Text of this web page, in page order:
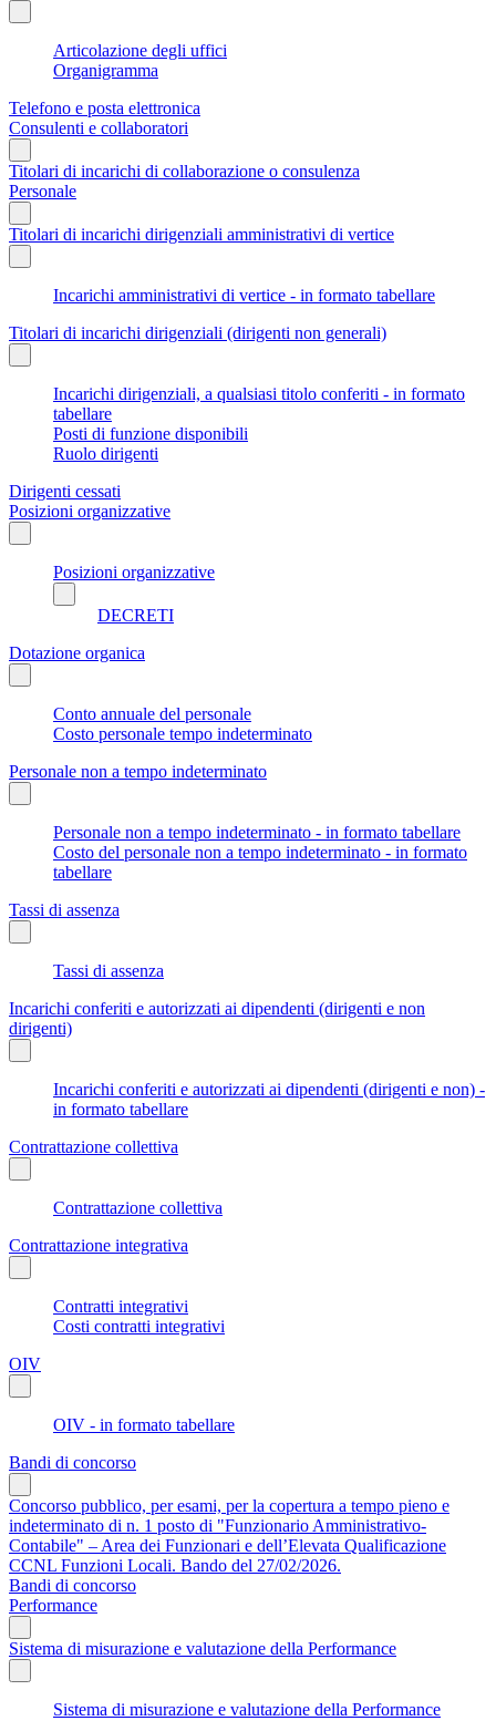
Articolazione degli uffici
Organigramma
Telefono e posta elettronica
Consulenti e collaboratori
Titolari di incarichi di collaborazione o consulenza
Personale
Titolari di incarichi dirigenziali amministrativi di vertice
Incarichi amministrativi di vertice - in formato tabellare
Titolari di incarichi dirigenziali (dirigenti non generali)
Incarichi dirigenziali, a qualsiasi titolo conferiti - in formato
tabellare
Posti di funzione disponibili
Ruolo dirigenti
Dirigenti cessati
Posizioni organizzative
Posizioni organizzative
DECRETI
Dotazione organica
Conto annuale del personale
Costo personale tempo indeterminato
Personale non a tempo indeterminato
Personale non a tempo indeterminato - in formato tabellare
Costo del personale non a tempo indeterminato - in formato
tabellare
Tassi di assenza
Tassi di assenza
Incarichi conferiti e autorizzati ai dipendenti (dirigenti e non
dirigenti)
Incarichi conferiti e autorizzati ai dipendenti (dirigenti e non) -
in formato tabellare
Contrattazione collettiva
Contrattazione collettiva
Contrattazione integrativa
Contratti integrativi
Costi contratti integrativi
OIV
OIV - in formato tabellare
Bandi di concorso
Concorso pubblico, per esami, per la copertura a tempo pieno e
indeterminato di n. 1 posto di "Funzionario Amministrativo-
Contabile" – Area dei Funzionari e dell’Elevata Qualificazione
CCNL Funzioni Locali. Bando del 27/02/2026.
Bandi di concorso
Performance
Sistema di misurazione e valutazione della Performance
Sistema di misurazione e valutazione della Performance